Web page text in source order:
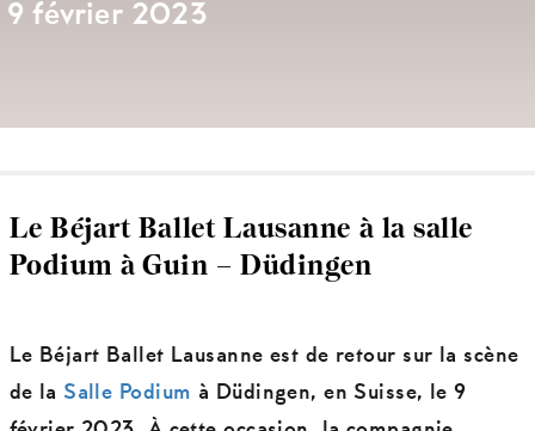
9 février 2023
Le Béjart Ballet Lausanne à la salle
Podium à Guin – Düdingen
Le Béjart Ballet Lausanne est de retour sur la scène
de la Salle Podium à Düdingen, en Suisse, le 9